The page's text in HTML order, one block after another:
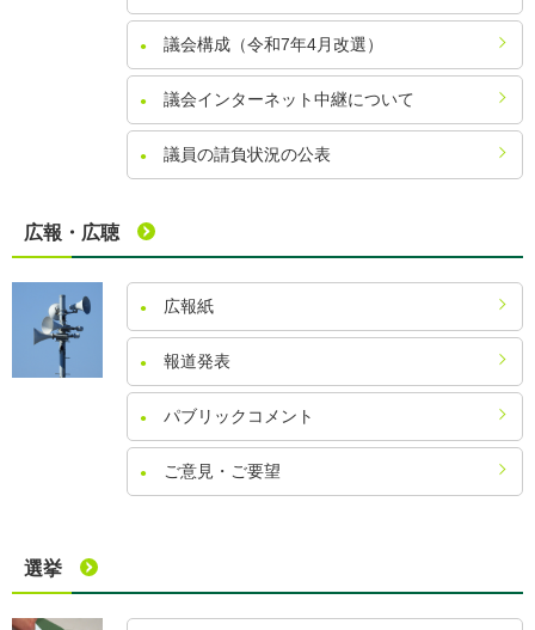
議会構成（令和7年4月改選）
議会インターネット中継について
議員の請負状況の公表
広報・広聴
広報紙
報道発表
パブリックコメント
ご意見・ご要望
選挙